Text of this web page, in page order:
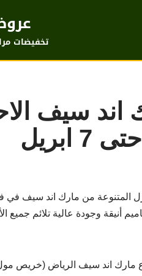
تخفيضات
سيف
المتنوعة من مارك اند سيف
أنيقة وجودة عالية تلائم
اند سيف الرياض (خريص